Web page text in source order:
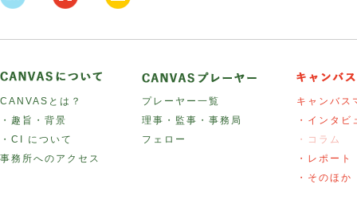
CANVASとは？
・趣旨・背景
・CI について
事務所へのアクセス
プレーヤー一覧
理事・監事・事務局
フェロー
キャンバス
・インタビ
・コラム
・レポート
・そのほか